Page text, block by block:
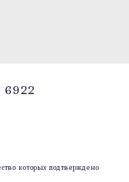
6922
которых подтверждено